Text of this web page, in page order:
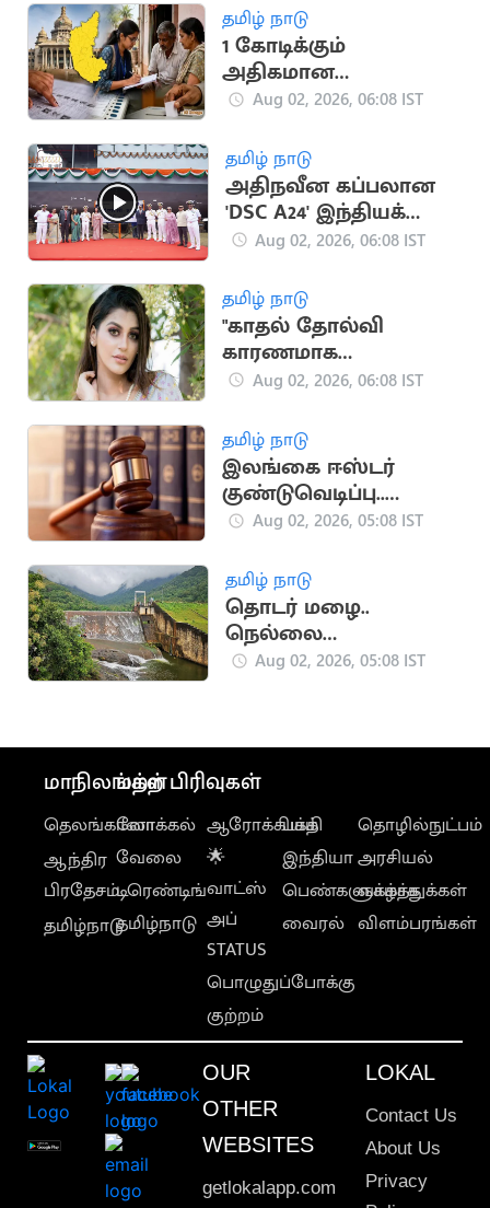
தமிழ் நாடு
1 கோடிக்கும்
அதிகமான
வாக்காளர்களின்
Aug 02, 2026, 06:08 IST
தமிழ் நாடு
அதிநவீன கப்பலான
'DSC A24' இந்தியக்
கடற்படையில்
Aug 02, 2026, 06:08 IST
தமிழ் நாடு
"காதல் தோல்வி
காரணமாக
தனிமையில்
யாஷிகா ஆனந்த்
Aug 02, 2026, 06:08 IST
தமிழ் நாடு
இலங்கை ஈஸ்டர்
குண்டுவெடிப்பு..
காவல்துறை அதிகாரி,
செயலாளருக்கு மரண
தண்டனை
Aug 02, 2026, 05:08 IST
தமிழ் நாடு
தொடர் மழை..
நெல்லை
அணைகளின்
Aug 02, 2026, 05:08 IST
மாநிலங்கள்
தெலங்கானா
ஆந்திர
பிரதேசம்
தமிழ்நாடு
மற்ற பிரிவுகள்
லோக்கல்
வேலை
டிரெண்டிங்
தமிழ்நாடு
ஆரோக்கியம்
🌟
வாட்ஸ்
அப்
STATUS
பொழுதுப்போக்கு
குற்றம்
பக்தி
இந்தியா
பெண்களுக்காக
வைரல்
தொழில்நுட்பம்
அரசியல்
வாழ்த்துக்கள்
விளம்பரங்கள்
OUR
OTHER
WEBSITES
getlokalapp.com
LOKAL
Contact Us
About Us
Privacy